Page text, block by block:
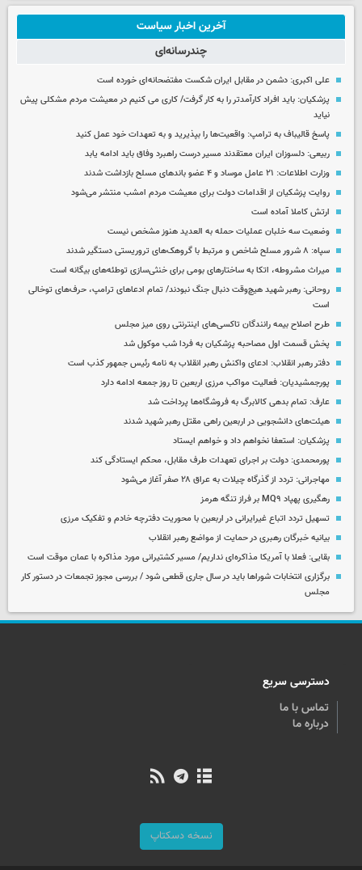
آخرین اخبار سیاست
چندرسانه‌ای
علی اکبری: دشمن در مقابل ایران شکست مفتضحانه‌ای خورده است
پزشکیان: باید افراد کارآمدتر را به کار گرفت/ کاری می کنیم در معیشت مردم مشکلی پیش
نیاید
پاسخ قالیباف به ترامپ: واقعیت‌ها را بپذیرید و به تعهدات خود عمل کنید
ربیعی: دلسوزان ایران معتقدند مسیر درست راهبرد وفاق باید ادامه یابد
وزارت اطلاعات: ۲۱ عامل موساد و ۴ عضو باندهای مسلح بازداشت شدند
روایت پزشکیان از اقدامات دولت برای معیشت مردم امشب منتشر می‌شود
ارتش کاملا آماده است
وضعیت سه خلبان عملیات حمله به العدید هنوز مشخص نیست
سپاه: ۸ شرور مسلح شاخص و مرتبط با گروهک‌های تروریستی دستگیر شدند
میراث مشروطه، اتکا به ساختارهای بومی برای خنثی‌سازی توطئه‌های بیگانه است
روحانی: رهبر شهید هیچ‌وقت دنبال جنگ نبودند/ تمام ادعاهای ترامپ، حرف‌های توخالی
است
طرح اصلاح بیمه رانندگان تاکسی‌های اینترنتی روی میز مجلس
پخش قسمت اول مصاحبه پزشکیان به فردا شب موکول شد
دفتر رهبر انقلاب: ادعای واکنش رهبر انقلاب به نامه رئیس جمهور کذب است
پورجمشیدیان: فعالیت مواکب مرزی اربعین تا روز جمعه ادامه دارد
عارف: تمام بدهی کالابرگ به فروشگاه‌ها پرداخت شد
هیئت‌های دانشجویی در اربعین راهی مقتل رهبر شهید شدند
پزشکیان: استعفا نخواهم داد و خواهم ایستاد
پورمحمدی: دولت بر اجرای تعهدات طرف مقابل، محکم ایستادگی کند
مهاجرانی: تردد از گذرگاه چیلات به عراق ۲۸ صفر آغاز می‌شود
رهگیری پهپاد MQ۹ بر فراز تنگه هرمز
تسهیل تردد اتباع غیرایرانی در اربعین با محوریت دفترچه خادم و تفکیک مرزی
بیانیه خبرگان رهبری در حمایت از مواضع رهبر انقلاب
بقایی: فعلا با آمریکا مذاکره‌ای نداریم/ مسیر کشتیرانی مورد مذاکره با عمان موقت است
برگزاری انتخابات شوراها باید در سال جاری قطعی شود / بررسی مجوز تجمعات در دستور کار
مجلس
دسترسی سریع
تماس با ما
درباره ما
نسخه دسکتاپ